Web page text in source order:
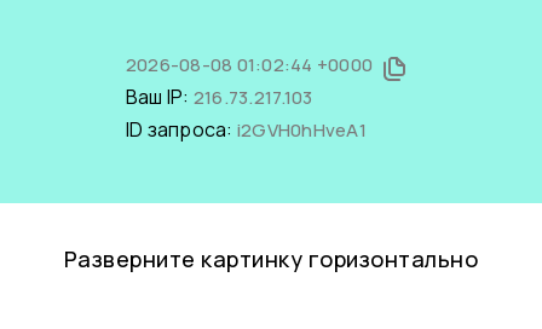
2026-08-08 01:02:44 +0000
Ваш IP: 216.73.217.103
ID запроса: i2GVH0hHveA1
Разверните картинку горизонтально